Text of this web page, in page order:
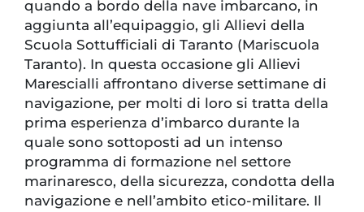
quando a bordo della nave imbarcano, in
aggiunta all’equipaggio, gli Allievi della
Scuola Sottufficiali di Taranto (Mariscuola
Taranto). In questa occasione gli Allievi
Marescialli affrontano diverse settimane di
navigazione, per molti di loro si tratta della
prima esperienza d’imbarco durante la
quale sono sottoposti ad un intenso
programma di formazione nel settore
marinaresco, della sicurezza, condotta della
navigazione e nell’ambito etico-militare. Il